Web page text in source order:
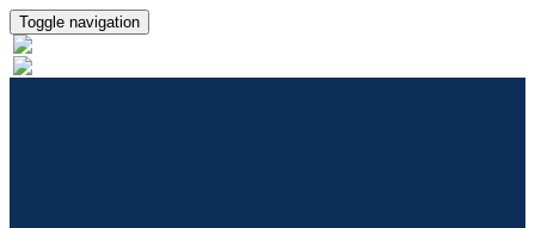
Toggle navigation